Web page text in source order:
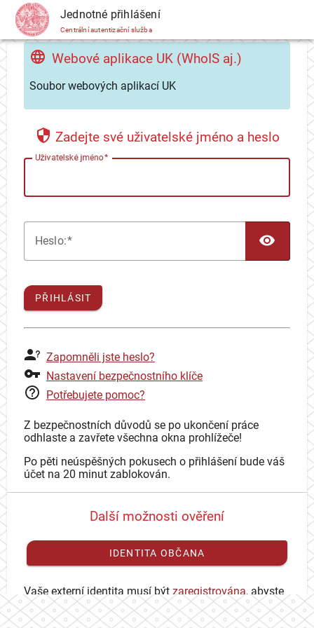
CAS Jednotné přihlášení
Centrální autentizační služba
Webové aplikace UK (WhoIS aj.)
Soubor webových aplikací UK
Zadejte své uživatelské jméno a heslo
Uživatelské jméno
Heslo:
PŘIHLÁSIT
Zapomněli jste heslo?
Nastavení bezpečnostního klíče
Potřebujete pomoc?
Z bezpečnostních důvodů se po ukončení práce
odhlaste a zavřete všechna okna prohlížeče!
Po pěti neúspěšných pokusech o přihlášení bude váš
účet na 20 minut zablokován.
Další možnosti ověření
IDENTITA OBČANA
Vaše externí identita musí být zaregistrována, abyste
se mohli přihlásit ke svému CAS účtu.